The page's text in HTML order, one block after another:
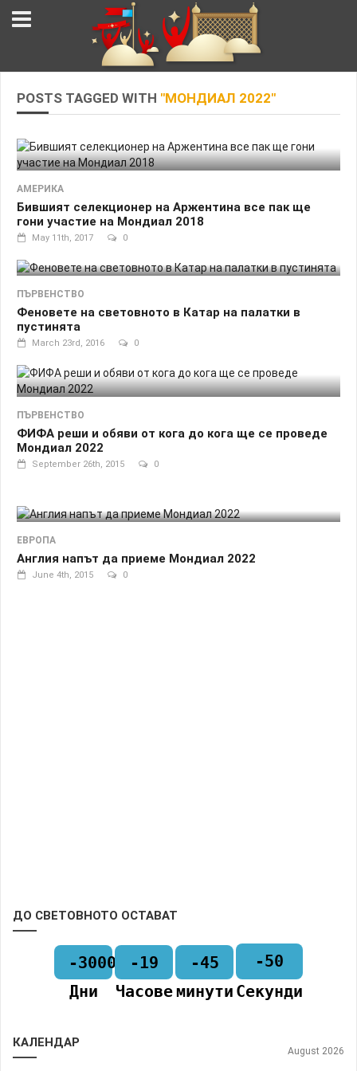
POSTS TAGGED WITH "МОНДИАЛ 2022"
АМЕРИКА
Бившият селекционер на Аржентина все пак ще
гони участие на Мондиал 2018
May 11th, 2017 0
ПЪРВЕНСТВО
Феновете на световното в Катар на палатки в
пустинята
March 23rd, 2016 0
ПЪРВЕНСТВО
ФИФА реши и обяви от кога до кога ще се проведе
Мондиал 2022
September 26th, 2015 0
ЕВРОПА
Англия напът да приеме Мондиал 2022
June 4th, 2015 0
ДО СВЕТОВНОТО ОСТАВАТ
-3000
Дни
-19
Часове
-45
минути
-50
Секунди
КАЛЕНДАР
August 2026